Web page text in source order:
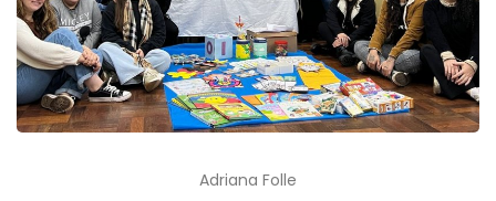
Adriana Folle